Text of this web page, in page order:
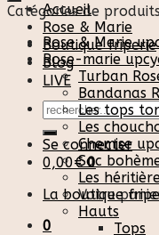
Accueil
Rose & Marie
Boutique friperie
Blog
LIVE
Recherche
pour :
Se connecter
0,00€ 0
Votre
0
Catégories de produits
Rose & Marie
Rose-marie
Turban
Bandanas
Les tops
Les
Chemise
Sac
Les
La boutique
Hauts
Tops